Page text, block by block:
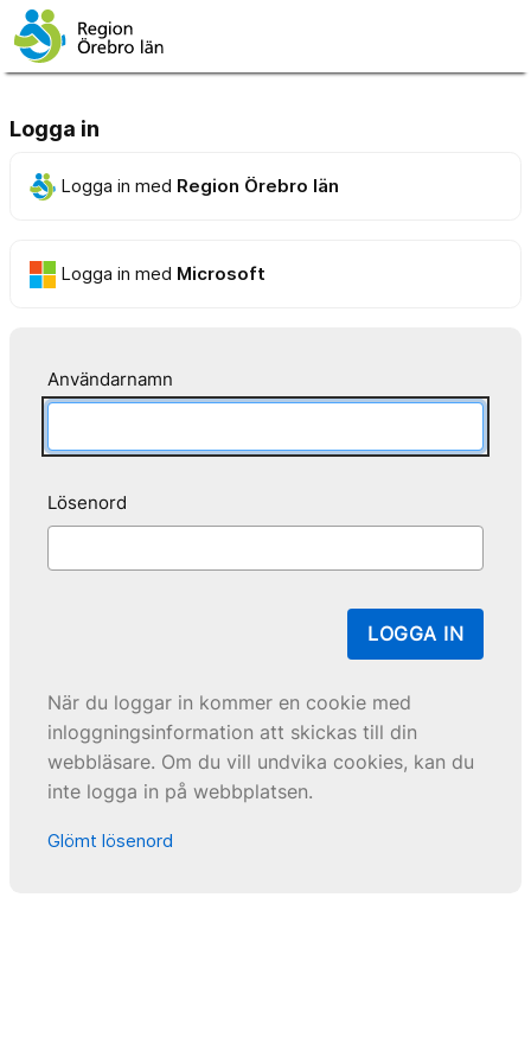
Logga in
Logga in med Region Örebro län
Logga in med Microsoft
Användarnamn
Lösenord
LOGGA IN
När du loggar in kommer en cookie med
inloggningsinformation att skickas till din
webbläsare. Om du vill undvika cookies, kan du
inte logga in på webbplatsen.
Glömt lösenord